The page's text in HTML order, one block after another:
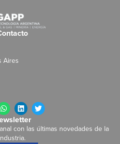
Aires
con las últimas novedades de la